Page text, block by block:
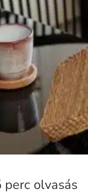
perc olvasás